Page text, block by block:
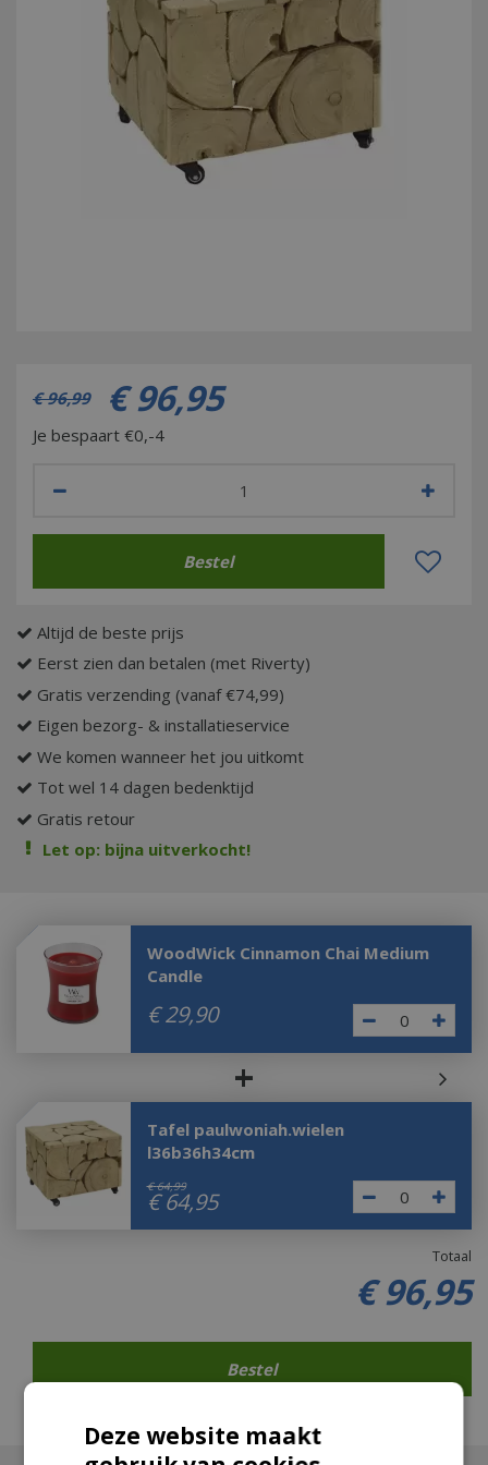
€ 96,99 € 96,95
Je bespaart €0,-4
Altijd de beste prijs
Eerst zien dan betalen (met Riverty)
Gratis verzending (vanaf €74,99)
Eigen bezorg- & installatieservice
We komen wanneer het jou uitkomt
Tot wel 14 dagen bedenktijd
Gratis retour
Let op: bijna uitverkocht!
WoodWick Cinnamon Chai Medium
Candle
€ 29,90
+
Tafel paulwoniah.wielen
l36b36h34cm
€ 64,99
€ 64,95
Totaal
€ 96,95
Deze website maakt